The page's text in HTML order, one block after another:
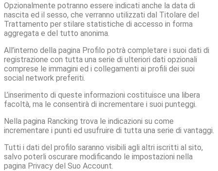
Opzionalmente potranno essere indicati anche la data di
nascita ed il sesso, che verranno utilizzati dal Titolare del
Trattamento per stilare statistiche di accesso in forma
aggregata e del tutto anonima.
All’interno della pagina Profilo potrà completare i suoi dati di
registrazione con tutta una serie di ulteriori dati opzionali
comprese le immagini ed i collegamenti ai profili dei suoi
social network preferiti.
L’inserimento di queste informazioni costituisce una libera
facoltà, ma le consentirà di incrementare i suoi punteggi.
Nella pagina Rancking trova le indicazioni su come
incrementare i punti ed usufruire di tutta una serie di vantaggi.
Tutti i dati del profilo saranno visibili agli altri iscritti al sito,
salvo poterli oscurare modificando le impostazioni nella
pagina Privacy del Suo Account.